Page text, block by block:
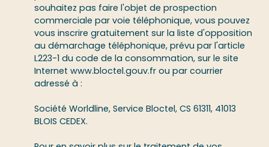
souhaitez pas faire l'objet de prospection
commerciale par voie téléphonique, vous pouvez
vous inscrire gratuitement sur la liste d'opposition
au démarchage téléphonique, prévu par l'article
L223-1 du code de la consommation, sur le site
Internet www.bloctel.gouv.fr ou par courrier
adressé à :
Société Worldline, Service Bloctel, CS 61311, 41013
BLOIS CEDEX.